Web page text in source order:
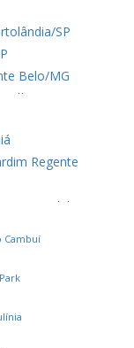
SP
Belo/MG
Paulínia/SP
Regente
Gleba 6
do Império
Cambuí